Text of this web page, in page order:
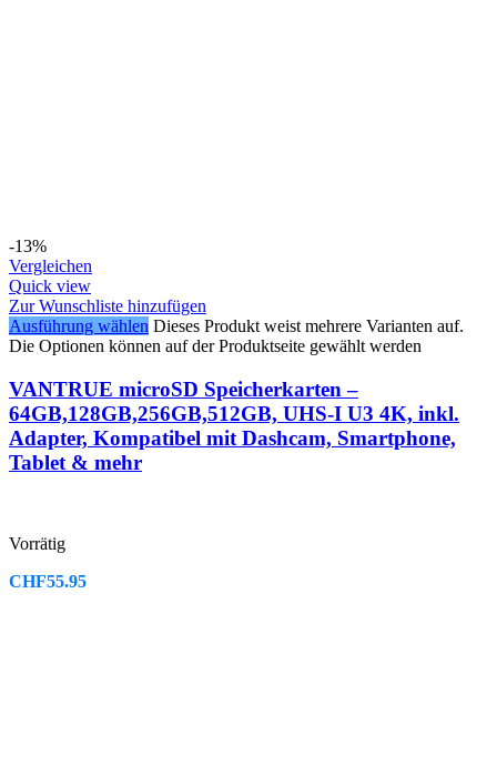
-13%
Vergleichen
Quick view
Zur Wunschliste hinzufügen
Ausführung wählen Dieses Produkt weist mehrere Varianten auf.
Die Optionen können auf der Produktseite gewählt werden
VANTRUE microSD Speicherkarten –
64GB,128GB,256GB,512GB, UHS-I U3 4K, inkl.
Adapter, Kompatibel mit Dashcam, Smartphone,
Tablet & mehr
Vorrätig
CHF55.95